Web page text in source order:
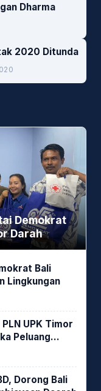
Dharma
2020 Ditunda
Demokrat
Darah
Bali
Lingkungan
UPK Timor
Peluang
PLTU Bolok
Dorong Bali